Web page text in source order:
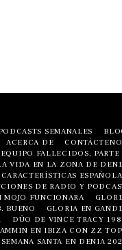
SEMANALES
ACERCA DE
FALLECIDOS, PARTE
VIDA EN LA ZONA DE
CARACTERÍSTICAS
DE RADIO Y
FUNCIONARA
BUENO
GLORIA EN
DÚO DE VINCE TRACY
EN IBIZA CON ZZ
SEMANA SANTA EN DENIA